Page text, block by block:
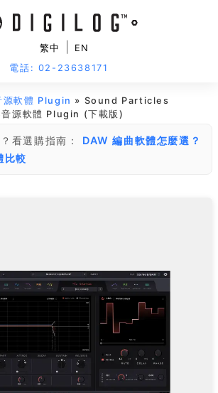
繁中
EN
電話: 02-23638171
源軟體 Plugin » Sound Particles
源軟體 Plugin (下載版)
看選購指南：
DAW 編曲軟體怎麼選？
比較